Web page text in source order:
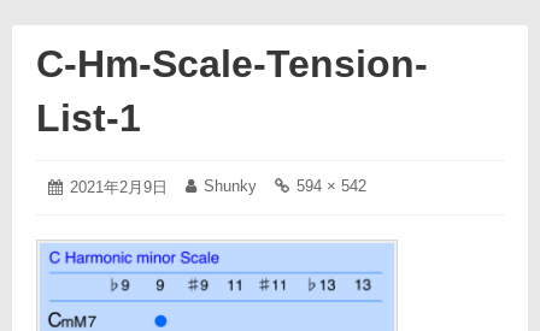
C-Hm-Scale-Tension-
List-1
投
2021年2月9日
2021
月
9
投
Shunky
フ
ズ
の
594 × 542